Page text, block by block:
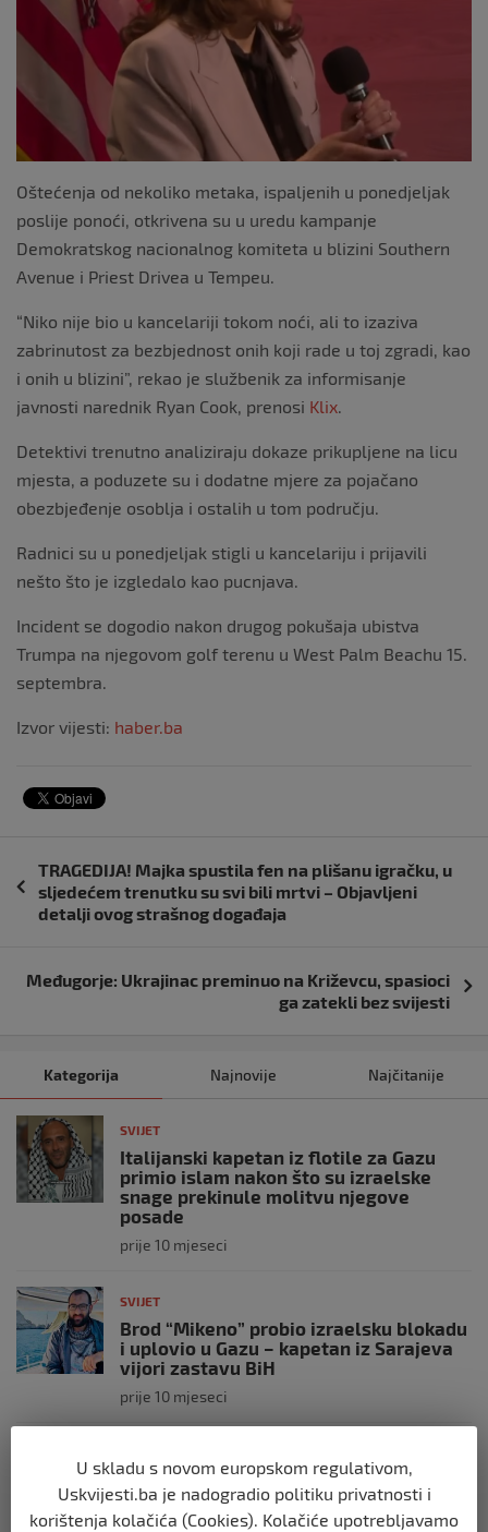
Oštećenja od nekoliko metaka, ispaljenih u ponedjeljak
poslije ponoći, otkrivena su u uredu kampanje
Demokratskog nacionalnog komiteta u blizini Southern
Avenue i Priest Drivea u Tempeu.
“Niko nije bio u kancelariji tokom noći, ali to izaziva
zabrinutost za bezbjednost onih koji rade u toj zgradi, kao
i onih u blizini”, rekao je službenik za informisanje
javnosti narednik Ryan Cook, prenosi Klix
Detektivi trenutno analiziraju dokaze prikupljene na licu
mjesta, a poduzete su i dodatne mjere za pojačano
obezbjeđenje osoblja i ostalih u tom području.
Radnici su u ponedjeljak stigli u kancelariju i prijavili
nešto što je izgledalo kao pucnjava.
Incident se dogodio nakon drugog pokušaja ubistva
Trumpa na njegovom golf terenu u West Palm Beachu 15.
septembra.
Izvor vijesti: haber.ba
objava
TRAGEDIJA! Majka spustila fen na plišanu igračku, u
sljedećem trenutku su svi bili mrtvi – Objavljeni
detalji ovog strašnog događaja
Međugorje: Ukrajinac preminuo na Križevcu, spasioci
ga zatekli bez svijesti
Kategorija Najnovije Najčitanije
SVIJET
Italijanski kapetan iz flotile za Gazu
primio islam nakon što su izraelske
snage prekinule molitvu njegove
posade
prije 10 mjeseci
SVIJET
Brod “Mikeno” probio izraelsku blokadu
i uplovio u Gazu – kapetan iz Sarajeva
vijori zastavu BiH
prije 10 mjeseci
Opsadno stanje u Münchenu, odjeknulo
nekoliko eksplozija: Ima žrtava,
policijske snage na terenu
U skladu s novom europskom regulativom,
Uskvijesti.ba je nadogradio politiku privatnosti i
korištenja kolačića (Cookies). Kolačiće upotrebljavamo